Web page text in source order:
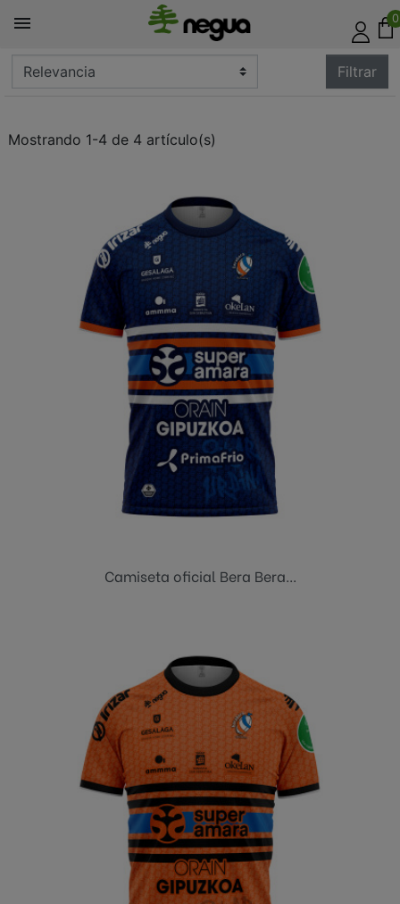
 0
Filtrar
Mostrando 1-4 de 4 artículo(s)
Camiseta oficial Bera Bera...